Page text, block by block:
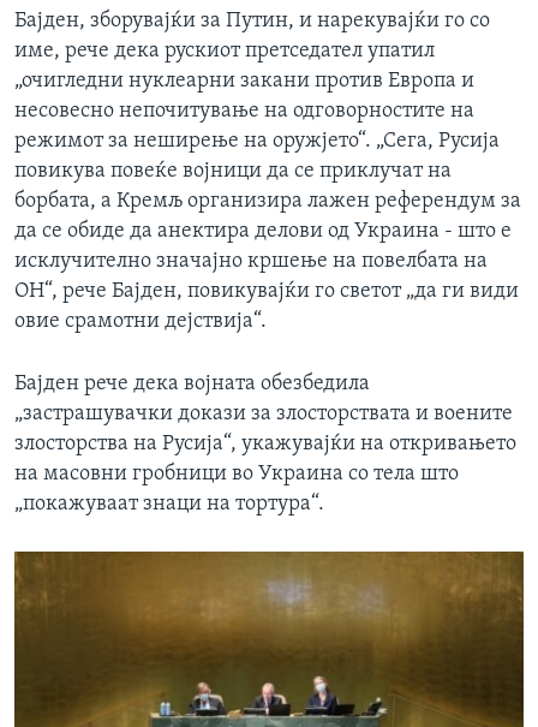
Бајден, зборувајќи за Путин, и нарекувајќи го со
име, рече дека рускиот претседател упатил
„очигледни нуклеарни закани против Европа и
несовесно непочитување на одговорностите на
режимот за неширење на оружјето“. „Сега, Русија
повикува повеќе војници да се приклучат на
борбата, а Кремљ организира лажен референдум за
да се обиде да анектира делови од Украина - што е
исклучително значајно кршење на повелбата на
ОН“, рече Бајден, повикувајќи го светот „да ги види
овие срамотни дејствија“.
Бајден рече дека војната обезбедила
„застрашувачки докази за злосторствата и воените
злосторства на Русија“, укажувајќи на откривањето
на масовни гробници во Украина со тела што
„покажуваат знаци на тортура“.